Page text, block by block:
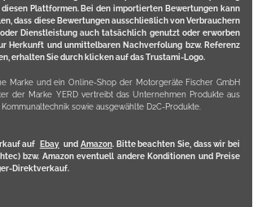
Plattformen. Bei den importierten Bewertungen kann
dass diese Bewertungen ausschließlich von Verbrauchern
Dienstleistung auch tatsächlich genutzt oder erworben
Herkunft und unmittelbaren Nachverfolung bzw. Referenz
erhalten Sie durch klicken auf das Trustami-Logo.
Marke und ein Online-Shop der Motorgeräte Fischer GmbH
der Marke YERD vertreibt das Unternehmen Produkte aus
sowie ausgewählte D2C-Produkte.
auf Ebayund Amazon. Bitte beachten Sie, dass wir bei
bzw. Amazon eventuell andere Konditionen und Preise
Direktverkauf.